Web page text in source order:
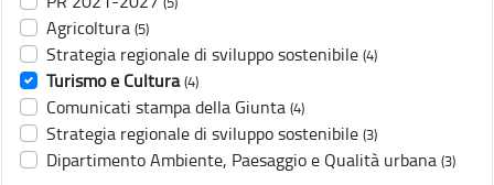
Agricoltura (5)
Strategia regionale di sviluppo sostenibile (4)
Turismo e Cultura (4)
Comunicati stampa della Giunta (4)
Strategia regionale di sviluppo sostenibile (3)
Dipartimento Ambiente, Paesaggio e Qualità urbana (3)